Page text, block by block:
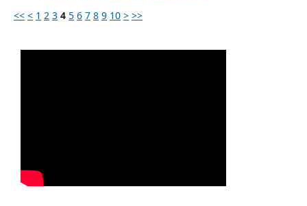
<< < 1 2 3 4 5 6 7 8 9 10 > >>